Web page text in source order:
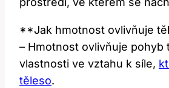
**Jak hmotnost ovlivňuje
– Hmotnost ovlivňuje pohyb
vlastnosti ve vztahu k síle,
těleso.